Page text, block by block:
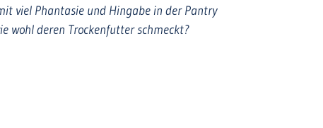
viel Phantasie und Hingabe in der Pantry
wohl deren Trockenfutter schmeckt?